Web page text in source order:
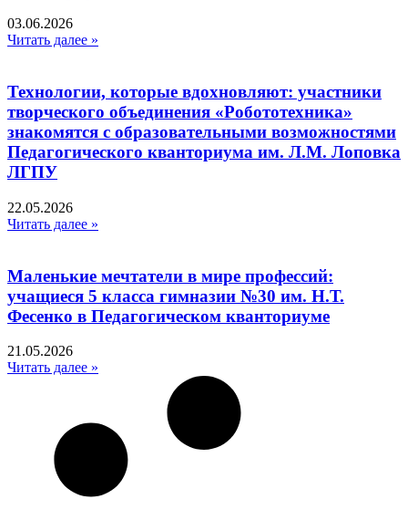
03.06.2026
Читать далее »
Технологии, которые вдохновляют: участники
творческого объединения «Робототехника»
знакомятся с образовательными возможностями
Педагогического кванториума им. Л.М. Лоповка
ЛГПУ
22.05.2026
Читать далее »
Маленькие мечтатели в мире профессий:
учащиеся 5 класса гимназии №30 им. Н.Т.
Фесенко в Педагогическом кванториуме
21.05.2026
Читать далее »